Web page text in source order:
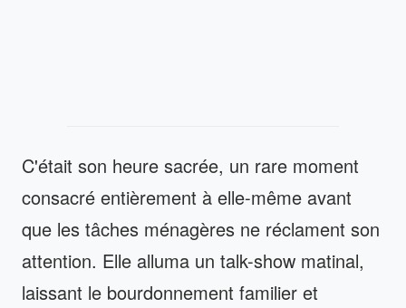
C'était son heure sacrée, un rare moment
consacré entièrement à elle-même avant
que les tâches ménagères ne réclament son
attention. Elle alluma un talk-show matinal,
laissant le bourdonnement familier et